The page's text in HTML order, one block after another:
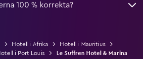
100 % korrekta?
Hotell i Afrika
Hotell i Mauritius
i Port Louis Le Suffren Hotel & Marina